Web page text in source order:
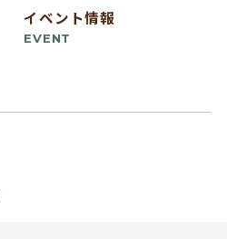
イベント情報
EVENT